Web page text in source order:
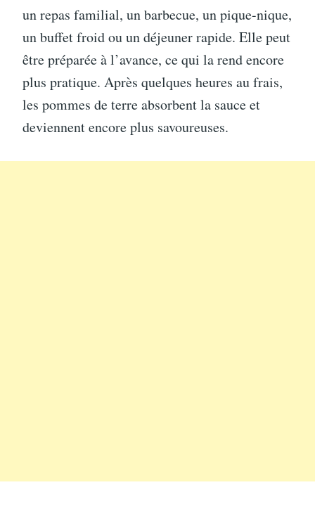
un repas familial, un barbecue, un pique-nique,
un buffet froid ou un déjeuner rapide. Elle peut
être préparée à l’avance, ce qui la rend encore
plus pratique. Après quelques heures au frais,
les pommes de terre absorbent la sauce et
deviennent encore plus savoureuses.